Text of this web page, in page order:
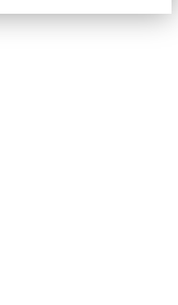
cosa siamo riusciti ad
complesso e delicato
abbiamo tratto vantaggio
gamma di prodotti e servizi.